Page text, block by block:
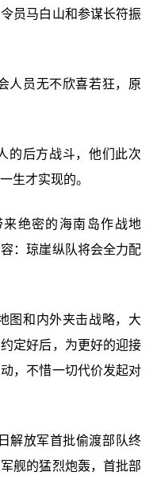
员马白山和参谋长符振
人员无不欣喜若狂，原
后方战斗，他们此次
生才实现的。
绝密的海南岛作战地
：琼崖纵队将会全力配
图和内外夹击战略，大
定好后，为更好的迎接
，不惜一切代价发起对
解放军首批偷渡部队终
舰的猛烈炮轰，首批部